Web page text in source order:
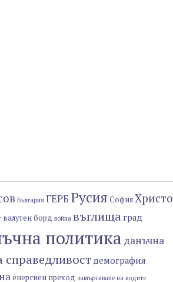
България ГЕРБ Русия СофияХристо
валутен борд война въглищаград
политика данъчна
справедливост демография
енергиен преход замърсяване на водите